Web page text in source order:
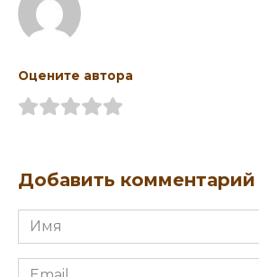
Оцените автора
Добавить комментарий
Имя
Email